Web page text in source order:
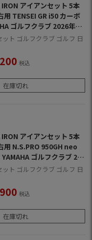
アイアンセット 5本
TENSEI GR i50 カーボ
ゴルフクラブ 2026年モ
ット ゴルフクラブ ゴルフ 日
税込
在庫切れ
アイアンセット 5本
用 N.S.PRO 950GH neo
ゴルフクラブ 20
品
ット ゴルフクラブ ゴルフ 日
税込
在庫切れ